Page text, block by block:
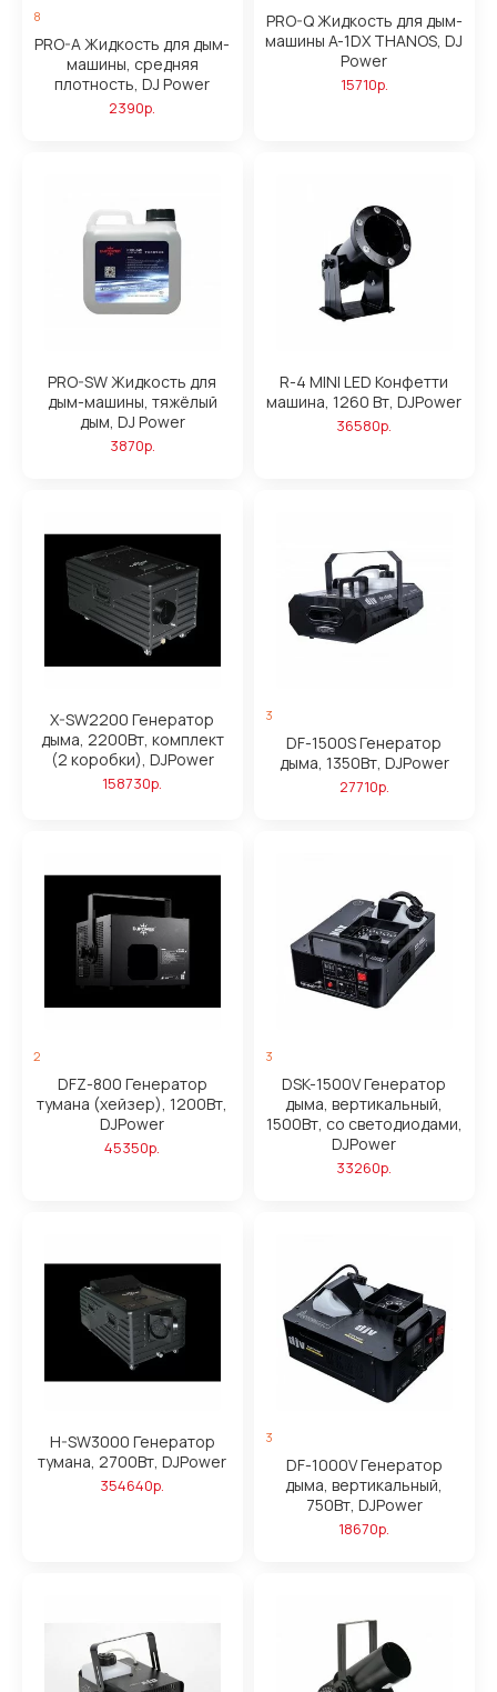
8
PRO-A Жидкость для дым-
машины, средняя
плотность, DJ Power
2390р.
PRO-Q Жидкость для дым-
машины A-1DX THANOS, DJ
Power
15710р.
PRO-SW Жидкость для
дым-машины, тяжёлый
дым, DJ Power
3870р.
R-4 MINI LED Конфетти
машина, 1260 Вт, DJPower
36580р.
X-SW2200 Генератор
дыма, 2200Вт, комплект
(2 коробки), DJPower
158730р.
3
DF-1500S Генератор
дыма, 1350Вт, DJPower
27710р.
2
DFZ-800 Генератор
тумана (хейзер), 1200Вт,
DJPower
45350р.
3
DSK-1500V Генератор
дыма, вертикальный,
1500Вт, со светодиодами,
DJPower
33260р.
H-SW3000 Генератор
тумана, 2700Вт, DJPower
354640р.
3
DF-1000V Генератор
дыма, вертикальный,
750Вт, DJPower
18670р.